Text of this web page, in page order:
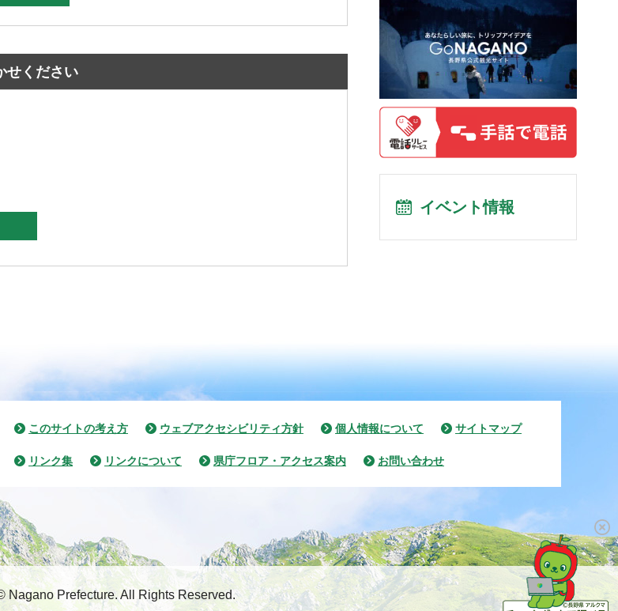
せください
イベント情報
このサイトの考え方 ウェブアクセシビリティ方針 個人情報について サイトマップ
リンク集 リンクについて 県庁フロア・アクセス案内 お問い合わせ
Nagano Prefecture. All Rights Reserved.